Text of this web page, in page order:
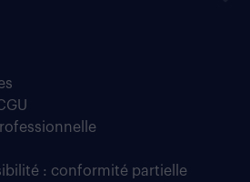
: conformité partielle